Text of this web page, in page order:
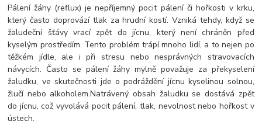
Pálení žáhy (reflux) je nepříjemný pocit pálení či hořkosti v krku,
který často doprovází tlak za hrudní kostí. Vzniká tehdy, když se
žaludeční šťávy vrací zpět do jícnu, který není chráněn před
kyselým prostředím. Tento problém trápí mnoho lidí, a to nejen po
těžkém jídle, ale i při stresu nebo nesprávných stravovacích
návycích. Často se pálení žáhy mylně považuje za překyselení
žaludku, ve skutečnosti jde o podráždění jícnu kyselinou solnou,
žlučí nebo alkoholem.Natrávený obsah žaludku se dostává zpět
do jícnu, což vyvolává pocit pálení, tlak, nevolnost nebo hořkost v
ústech.